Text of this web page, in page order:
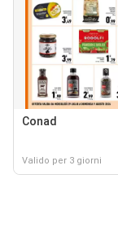
Conad
Valido per 3 giorni